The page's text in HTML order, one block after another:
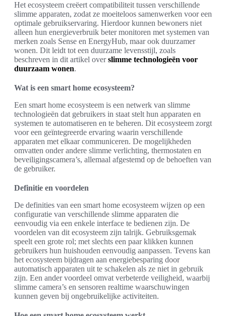
Het ecosysteem creëert compatibiliteit tussen verschillende
slimme apparaten, zodat ze moeiteloos samenwerken voor een
optimale gebruikservaring. Hierdoor kunnen bewoners niet
alleen hun energieverbruik beter monitoren met systemen van
merken zoals Sense en EnergyHub, maar ook duurzamer
wonen. Dit leidt tot een duurzame levensstijl, zoals
beschreven in dit artikel overslimme technologieën voor
duurzaam wonen.
Wat is een smart home ecosysteem?
Een smart home ecosysteem is een netwerk van slimme
technologieën dat gebruikers in staat stelt hun apparaten en
systemen te automatiseren en te beheren. Dit ecosysteem zorgt
voor een geïntegreerde ervaring waarin verschillende
apparaten met elkaar communiceren. De mogelijkheden
omvatten onder andere slimme verlichting, thermostaten en
beveiligingscamera’s, allemaal afgestemd op de behoeften van
de gebruiker.
Definitie en voordelen
De definities van een smart home ecosysteem wijzen op een
configuratie van verschillende slimme apparaten die
eenvoudig via een enkele interface te bedienen zijn. De
voordelen van dit ecosysteem zijn talrijk. Gebruiksgemak
speelt een grote rol; met slechts een paar klikken kunnen
gebruikers hun huishouden eenvoudig aanpassen. Tevens kan
het ecosysteem bijdragen aan energiebesparing door
automatisch apparaten uit te schakelen als ze niet in gebruik
zijn. Een ander voordeel omvat verbeterde veiligheid, waarbij
slimme camera’s en sensoren realtime waarschuwingen
kunnen geven bij ongebruikelijke activiteiten.